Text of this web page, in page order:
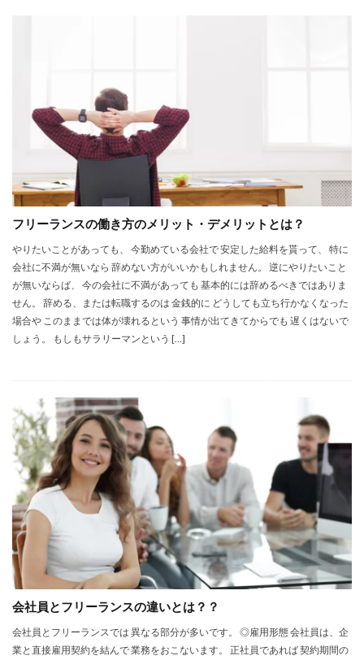
フリーランスの働き方のメリット・デメリットとは？
やりたいことがあっても、 今勤めている会社で 安定した給料を貰って、 特に
会社に不満が無いなら 辞めない方がいいかもしれません。 逆にやりたいこと
が無いならば、 今の会社に不満があっても 基本的には辞めるべきではありま
せん。 辞める、または転職するのは 金銭的に どうしても立ち行かなくなった
場合や このままでは体が壊れるという 事情が出てきてからでも 遅くはないで
しょう。 もしもサラリーマンという […]
会社員とフリーランスの違いとは？？
会社員とフリーランスでは 異なる部分が多いです。 ◎雇用形態 会社員は、企
業と直接雇用契約を結んで 業務をおこないます。 正社員であれば 契約期間の